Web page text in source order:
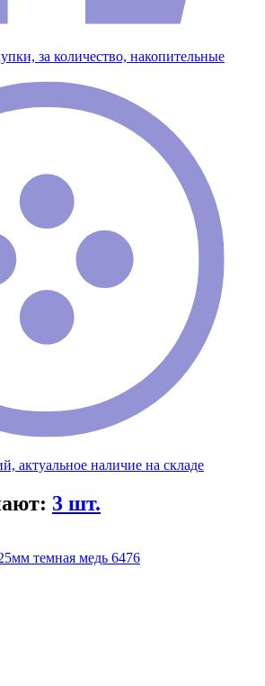
за количество, накопительные
актуальное наличие на складе
3 шт.
темная медь 6476